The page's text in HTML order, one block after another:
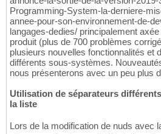
Programming-System-la-derniere-
annee-pour-son-environnement-de-
langages-dedies/ principalement
produit (plus de 700 problèmes
plusieurs nouvelles fonctionnalités et
différents sous-systèmes.
nous présenterons avec un peu plus
Utilisation de séparateurs
la liste
Lors de la modification de nuds avec